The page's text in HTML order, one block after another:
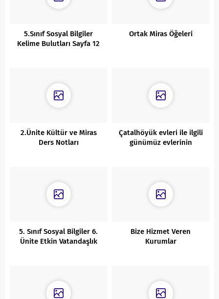
5.Sınıf Sosyal Bilgiler
Kelime Bulutları Sayfa 12
Ortak Miras Öğeleri
2.Ünite Kültür ve Miras
Ders Notları
Çatalhöyük evleri ile ilgili
günümüz evlerinin
5. Sınıf Sosyal Bilgiler 6.
Ünite Etkin Vatandaşlık
Bize Hizmet Veren
Kurumlar